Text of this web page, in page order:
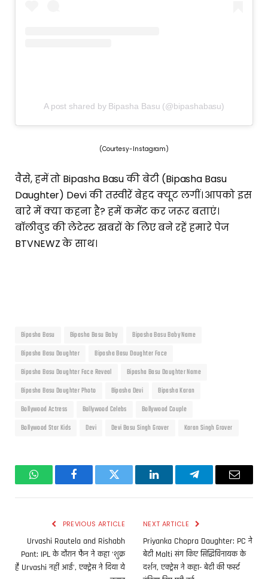
A post shared by Bipasha Basu (@bipashabasu)
(Courtesy-Instagram)
वैसे, हमें तो Bipasha Basu की बेटी (Bipasha Basu
Daughter) Devi की तस्वीरें बेहद क्यूट लगीं। आपको इस
बारे में क्या कहना है? हमें कमेंट कर जरूर बताएं।
बॉलीवुड की लेटेस्ट खबरों के लिए बने रहें हमारे पेज
BTVNEWZ के साथ।
Bipasha Basu Bipasha Basu Baby
Bipasha Basu Baby Name
Bipasha Basu Daughter
Bipasha Basu Daughter Face
Bipasha Basu Daughter Face Reveal
Bipasha Basu Daughter Name
Bipasha Basu Daughter Photo
Bipasha Devi
Bipasha Karan
Bollywood Actress
Bollywood Celebs
Bollywood Couple
Bollywood Star Kids
Devi Devi Basu Singh Grover Karan Singh Grover
WhatsAppFacebookTwitter LinkedInTelegramEmail
PREVIOUS ARTICLE
Urvashi Rautela and Rishabh
Pant: IPL के दौरान फैन ने कहा ‘शुक्र
है Urvashi नहीं आईं’, एक्ट्रेस ने दिया ये
NEXT ARTICLE
Priyanka Chopra Daughter: PC ने
बेटी Malti संग किए सिद्धिविनायक के
दर्शन, एक्ट्रेस ने कहा- बेटी की फर्स्ट